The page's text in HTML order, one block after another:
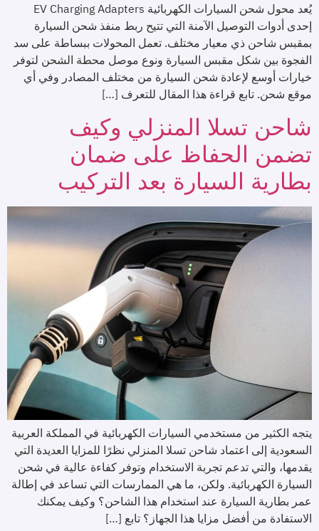
يُعد محول شحن السيارات الكهربائية EV Charging Adapters
إحدى أدوات التوصيل الآمنة التي تتيح ربط منفذ شحن السيارة
بمقبس شاحن ذي معيار مختلف. تعمل المحولات ببساطة على سد
الفجوة بين شكل مقبس السيارة ونوع موصل محطة الشحن لتوفر
خيارات أوسع لإعادة شحن السيارة من مختلف المصادر وفي أي
موقع شحن. تابع قراءة هذا المقال للتعرف […]
شاحن تسلا المنزلي وكيف
تضمن الحفاظ على ضمان
بطارية السيارة بعد التركيب
يتجه الكثير من مستخدمي السيارات الكهربائية في المملكة العربية
السعودية إلى اعتماد شاحن تسلا المنزلي نظرًا للمزايا العديدة التي
يقدمها، والتي تدعم تجربة الاستخدام وتوفر كفاءة عالية في شحن
السيارة الكهربائية. ولكن، ما هي الممارسات التي تساعد في إطالة
عمر بطارية السيارة عند استخدام هذا الشاحن؟ وكيف يمكنك
الاستفادة من أفضل مزايا هذا الجهاز؟ تابع […]